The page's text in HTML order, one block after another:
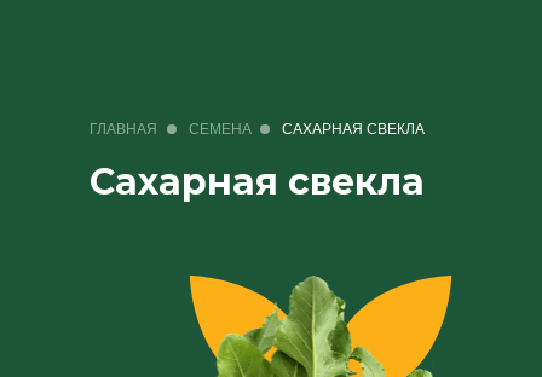
Сахарная свекла
ГЛАВНАЯ СЕМЕНА САХАРНАЯ СВЕКЛА